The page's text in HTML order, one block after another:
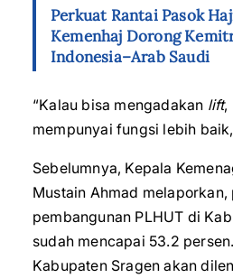
Perkuat Rantai Pasok
Kemenhaj Dorong
Indonesia–Arab Saudi
“Kalau bisa mengadakan lift,
mempunyai fungsi lebih
Sebelumnya, Kepala
Mustain Ahmad melaporkan,
pembangunan PLHUT di
sudah mencapai 53.2
Kabupaten Sragen akan